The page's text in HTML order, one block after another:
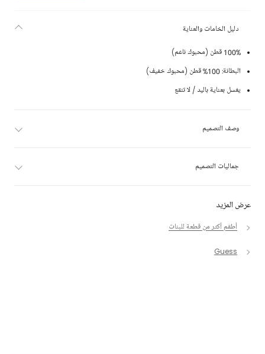
عرض المزيد
أطقم أكثر من قطعة للبنات
Guess
دليل الخامات والعناية
100% قطن (محبوك ناعم)
البطانة: 100% قطن (محبوك خفيف)
يغسل بعناية باليد / لا تنقع
وصف التصميم
جماليات التصميم